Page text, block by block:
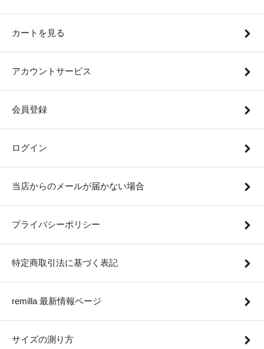
カートを見る
アカウントサービス
会員登録
ログイン
当店からのメールが届かない場合
プライバシーポリシー
特定商取引法に基づく表記
remilla 最新情報ページ
サイズの測り方